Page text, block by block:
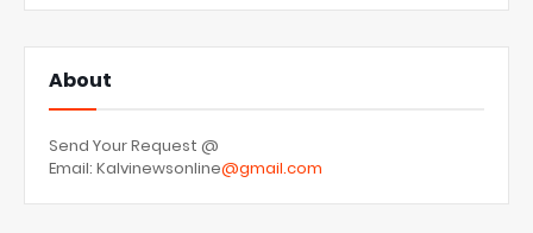
About
Send Your Request @
Email: Kalvinewsonline@gmail.com